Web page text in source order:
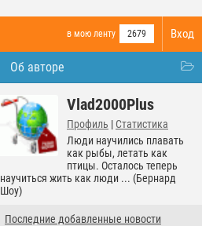
Вход
в мою ленту 2679
Об авторе
Vlad2000Plus
Профиль | Статистика
Люди научились плавать
как рыбы, летать как
птицы. Осталось теперь
научиться жить как люди ... (Бернард
Шоу)
Последние добавленные новости